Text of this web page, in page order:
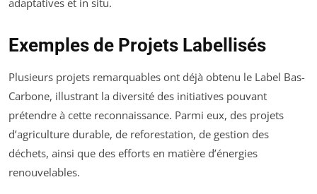
adaptatives et in situ.
Exemples de Projets Labellisés
Plusieurs projets remarquables ont déjà obtenu le Label Bas-
Carbone, illustrant la diversité des initiatives pouvant
prétendre à cette reconnaissance. Parmi eux, des projets
d’agriculture durable, de reforestation, de gestion des
déchets, ainsi que des efforts en matière d’énergies
renouvelables.